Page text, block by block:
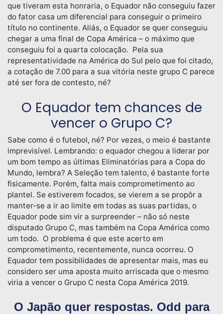
que tiveram esta honraria, o Equador não conseguiu fazer
do fator casa um diferencial para conseguir o primeiro
título no continente. Aliás, o Equador se quer conseguiu
chegar a uma final de Copa América – o máximo que
conseguiu foi a quarta colocação. Pela sua
representatividade na América do Sul pelo que foi citado,
a cotação de 7.00 para a sua vitória neste grupo C parece
até ser fora de contesto, né?
O Equador tem chances de
vencer o Grupo C?
Sabe como é o futebol, né? Por vezes, o meio é bastante
imprevisível. Lembrando: o equador chegou a liderar por
um bom tempo as últimas Eliminatórias para a Copa do
Mundo, lembra? A Seleção tem talento, é bastante forte
fisicamente. Porém, falta mais comprometimento ao
plantel. Se estiverem focados, se vierem a se propôr a
manter-se a ir ao limite em todas as suas partidas, o
Equador pode sim vir a surpreender – não só neste
disputado Grupo C, mas também na Copa América como
um todo. O problema é que este acerto em
comprometimento, recentemente, nunca ocorreu. O
Equador tem possibilidades de apresentar mais, mas eu
considero ser uma aposta muito arriscada que o mesmo
viria a vencer o Grupo C nesta Copa América 2019.
O Japão quer respostas. Odd para